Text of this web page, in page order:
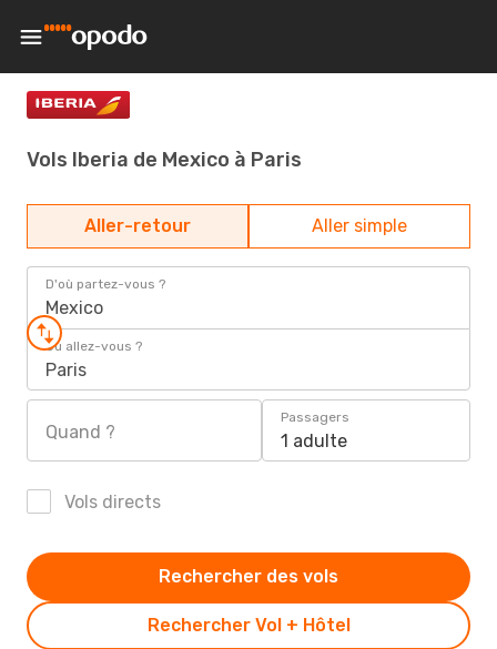
Vols Iberia de Mexico à Paris
Aller-retour Aller simple
D'où partez-vous ?
Mexico
Où allez-vous ?
Paris
Quand ?
Passagers
1 adulte
Vols directs
Rechercher Vol + Hôtel
Rechercher des vols